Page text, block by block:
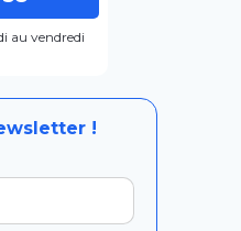
au vendredi
!